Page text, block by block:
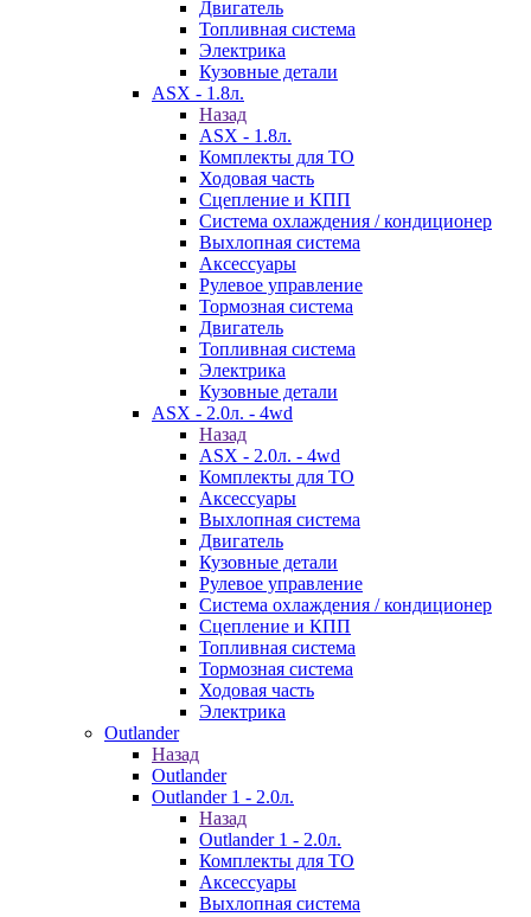
Двигатель
Топливная система
Электрика
Кузовные детали
ASX - 1.8л.
Назад
ASX - 1.8л.
Комплекты для ТО
Ходовая часть
Сцепление и КПП
Система охлаждения / кондиционер
Выхлопная система
Аксессуары
Рулевое управление
Тормозная система
Двигатель
Топливная система
Электрика
Кузовные детали
ASX - 2.0л. - 4wd
Назад
ASX - 2.0л. - 4wd
Комплекты для ТО
Аксессуары
Выхлопная система
Двигатель
Кузовные детали
Рулевое управление
Система охлаждения / кондиционер
Сцепление и КПП
Топливная система
Тормозная система
Ходовая часть
Электрика
Outlander
Назад
Outlander
Outlander 1 - 2.0л.
Назад
Outlander 1 - 2.0л.
Комплекты для ТО
Аксессуары
Выхлопная система